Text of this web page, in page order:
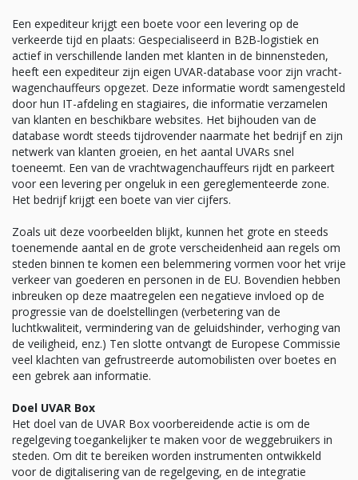
Een expediteur krijgt een boete voor een levering op de
verkeerde tijd en plaats: Gespecialiseerd in B2B-logistiek en
actief in verschillende landen met klanten in de binnensteden,
heeft een expediteur zijn eigen UVAR-database voor zijn vracht­
wagenchauffeurs opgezet. Deze informatie wordt samengesteld
door hun IT-afdeling en stagiaires, die informatie verzamelen
van klanten en beschikbare websites. Het bijhouden van de
database wordt steeds tijdrovender naarmate het bedrijf en zijn
netwerk van klanten groeien, en het aantal UVARs snel
toeneemt. Een van de vrachtwagenchauffeurs rijdt en parkeert
voor een levering per ongeluk in een gereglementeerde zone.
Het bedrijf krijgt een boete van vier cijfers.
Zoals uit deze voorbeelden blijkt, kunnen het grote en steeds
toenemende aantal en de grote verscheidenheid aan regels om
steden binnen te komen een belemmering vormen voor het vrije
verkeer van goederen en personen in de EU. Bovendien hebben
inbreuken op deze maatregelen een negatieve invloed op de
progressie van de doelstellingen (verbetering van de
luchtkwaliteit, vermindering van de geluidshinder, verhoging van
de veiligheid, enz.) Ten slotte ontvangt de Europese Commissie
veel klachten van gefrustreerde automobilisten over boetes en
een gebrek aan informatie.
Doel UVAR Box
Het doel van de UVAR Box voorbereidende actie is om de
regelgeving toegankelijker te maken voor de weggebruikers in
steden. Om dit te bereiken worden instrumenten ontwikkeld
voor de digitalisering van de regelgeving, en de integratie